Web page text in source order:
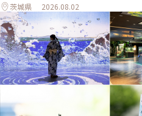
茨城県 2026.08.02